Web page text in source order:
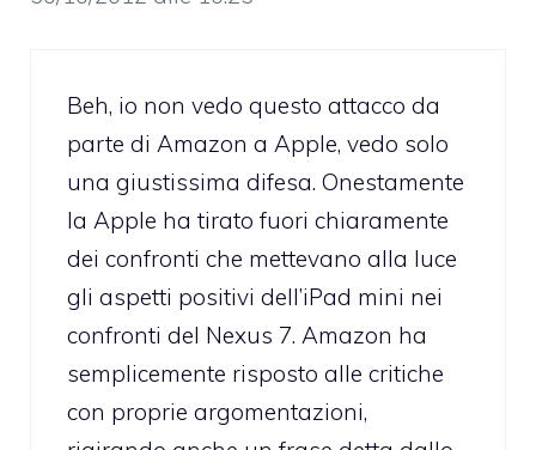
Beh, io non vedo questo attacco da
parte di Amazon a Apple, vedo solo
una giustissima difesa. Onestamente
la Apple ha tirato fuori chiaramente
dei confronti che mettevano alla luce
gli aspetti positivi dell’iPad mini nei
confronti del Nexus 7. Amazon ha
semplicemente risposto alle critiche
con proprie argomentazioni,